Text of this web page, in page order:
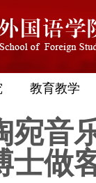
教育教学
宛音
士做